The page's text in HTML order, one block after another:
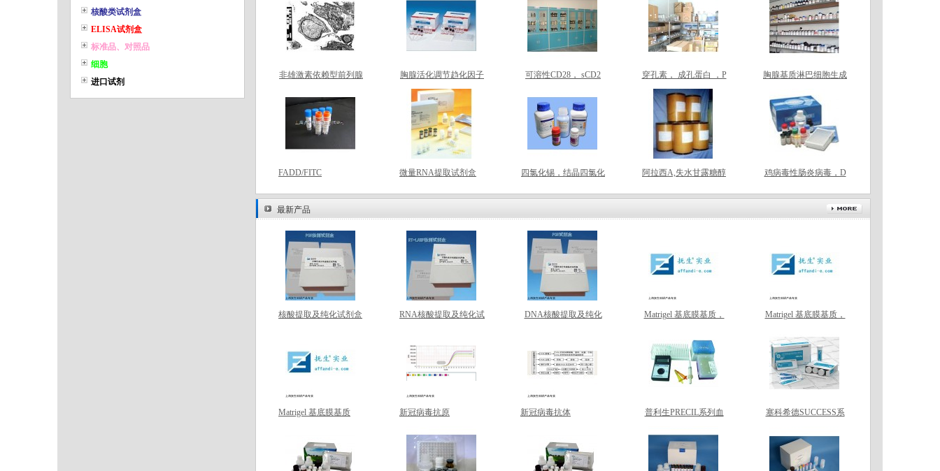
核酸类试剂盒
ELISA试剂盒
标准品、对照品
细胞
进口试剂
非雄激素依赖型前列腺
胸腺活化调节趋化因子
，TARC， CCL17，检
测试剂盒
可溶性CD28， sCD2
穿孔素， 成孔蛋白 ，P
F ，PFP ，检测试剂盒
胸腺基质淋巴细胞生成
盒
FADD/FITC 微量RNA提取试剂盒
四氯化锡，结晶四氯化
阿拉西A,失水甘露糖醇
鸡病毒性肠炎病毒，D
最新产品
核酸提取及纯化试剂盒
RNA核酸提取及纯化试
DNA核酸提取及纯化
Matrigel 基底膜基质，
Matrigel 基底膜基质，
Matrigel 基底膜基质 新冠病毒抗原 新冠病毒抗体
普利生PRECIL系列血
体型）
塞科希德SUCCESS系
用液体型）